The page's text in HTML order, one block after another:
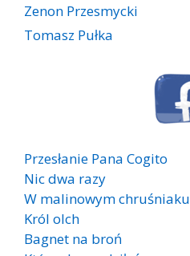
Zenon Przesmycki
Tomasz Pułka
Przesłanie Pana Cogito
Nic dwa razy
W malinowym chruśniaku
Król olch
Bagnet na broń